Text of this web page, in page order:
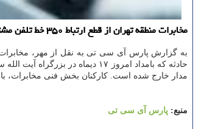
مخابرات منطقه تهران از قطع ارتباط ۳۵۰ خط تلفن مشترکان بر اثر حفاری غیراصولی اطلاع داد.
مدار خارج شده است. کارکنان بخش فنی مخابرات، با
منبع: پارس آی سی تی